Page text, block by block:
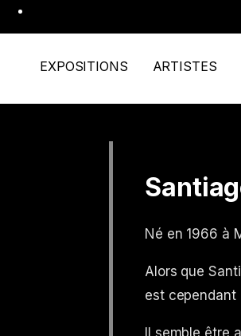
EXPOSITIONS ARTISTES
Né en 1966 à
Alors que
est cependant
Il semble être